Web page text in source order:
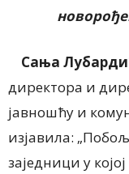
Сања
директора и
јавношћу и
изјавила:
заједници у